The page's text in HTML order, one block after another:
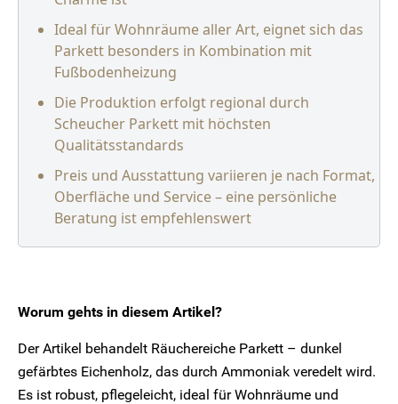
Ideal für Wohnräume aller Art, eignet sich das
Parkett besonders in Kombination mit
Fußbodenheizung
Die Produktion erfolgt regional durch
Scheucher Parkett mit höchsten
Qualitätsstandards
Preis und Ausstattung variieren je nach Format,
Oberfläche und Service – eine persönliche
Beratung ist empfehlenswert
Worum gehts in diesem Artikel?
Der Artikel behandelt Räuchereiche Parkett – dunkel
gefärbtes Eichenholz, das durch Ammoniak veredelt wird.
Es ist robust, pflegeleicht, ideal für Wohnräume und